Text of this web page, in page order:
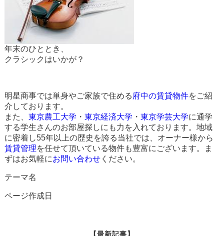
年末のひととき、
クラシックはいかが？
明星商事では単身やご家族で住める 府中の賃貸物件をご紹
介しております。
また、 東京農工大学 ・ 東京経済大学 ・ 東京学芸大学に通学
する学生さんのお部屋探しにも力を入れております。地域
に密着し55年以上の歴史を誇る当社では、オーナー様から
賃貸管理を任せて頂いている物件も豊富にございます。ま
ずはお気軽にお問い合わせください。
テーマ名
ページ作成日
【最新記事】